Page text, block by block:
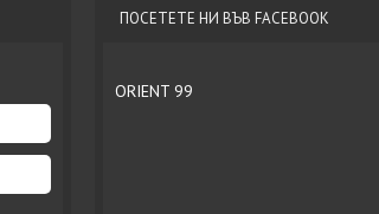
ПОСЕТЕТЕ НИ ВЪВ FACEBOOK
ORIENT 99